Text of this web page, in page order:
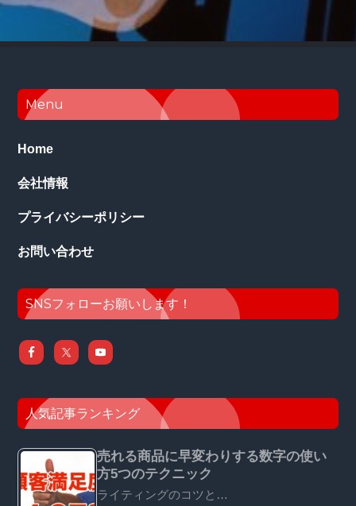
Footer
Menu
Home
会社情報
プライバシーポリシー
お問い合わせ
SNSフォローお願いします！
人気記事ランキング
売れる商品に早変わりする数字の使い
方5つのテクニック
ライティングのコツと…